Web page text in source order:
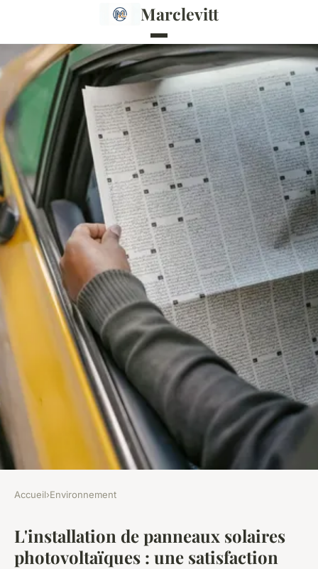
Marclevitt
Panneau solaire
photovoltaïque : des clients
Accueil›Environnement
L'installation de panneaux solaires
photovoltaïques : une satisfaction